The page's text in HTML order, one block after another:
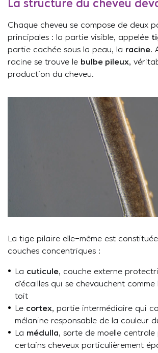
La structure du cheveu
Chaque cheveu se compose de deux
principales : la partie visible, appelée
partie cachée sous la peau, la racine.
racine se trouve le bulbe pileux,
production du cheveu.
La tige pilaire elle-même est
couches concentriques :
La cuticule, couche externe
d’écailles qui se chevauchent comme
toit
Le cortex, partie intermédiaire qui
mélanine responsable de la couleur
La médulla, sorte de moelle
certains cheveux particulièrement